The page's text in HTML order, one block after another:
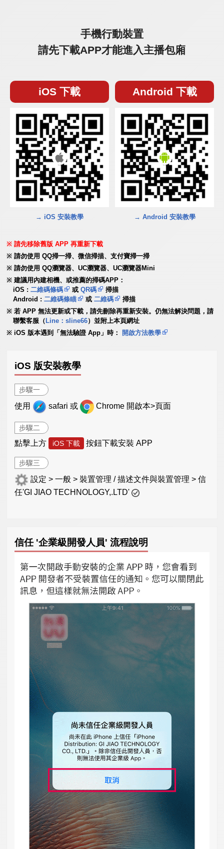
手機行動裝置
請先下載APP才能進入主播包廂
iOS 下載
→ iOS 安裝教學
Android 下載
→ Android 安裝教學
請先移除舊版 APP 再重新下載
請勿使用 QQ掃一掃、微信掃描、支付寶掃一掃
請勿使用 QQ瀏覽器、UC瀏覽器、UC瀏覽器Mini
建議用內建相機、或推薦的掃碼APP：
iOS :二維碼條碼 或QR碼
掃描
Android :二維碼條瞄 或二維碼
掃描
若 APP 無法更新或下載，請先刪除再重新安裝。仍無法解決問題，請
聯繫客服（ Line：sline66）並附上本頁網址
iOS 版本遇到「無法驗證 App」時：
開啟方法教學
iOS 版安裝教學
步驟一
使用 safari 或 Chrome 開啟本>頁面
步驟二
點擊上方 iOS 下載 按鈕下載安裝 APP
步驟三
設定 > 一般 > 裝置管理 / 描述文件與裝置管理 > 信
任'GI JIAO TECHNOLOGY,.LTD'
信任 '企業級開發人員' 流程說明